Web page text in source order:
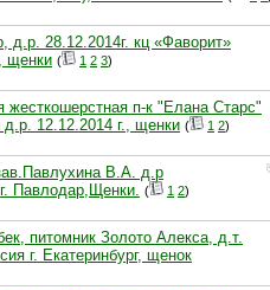
д.р. 28.12.2014г. кц «Фаворит»
щенки ( 1 2 3)
жесткошерстная п-к "Елана Старс"
12.12.2014 г., щенки ( 1 2)
В.А. д.р
Павлодар,Щенки. ( 1 2)
питомник Золото Алекса, д.т.
г. Екатеринбург, щенок